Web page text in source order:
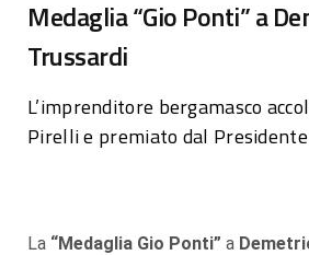
Medaglia “Gio Ponti” a
Trussardi
L’imprenditore bergamasco
Pirelli e premiato dal
La “Medaglia Gio Ponti” a